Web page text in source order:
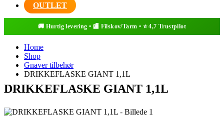
OUTLET
Home
Shop
Gnaver tilbehør
DRIKKEFLASKE GIANT 1,1L
DRIKKEFLASKE GIANT 1,1L